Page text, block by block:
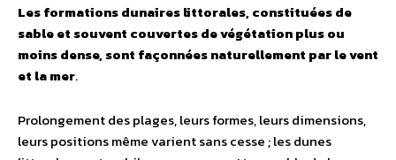
Les formations dunaires littorales, constituées de
sable et souvent couvertes de végétation plus ou
moins dense, sont façonnées naturellement par le vent
et la mer.
Prolongement des plages, leurs formes, leurs dimensions,
leurs positions même varient sans cesse ; les dunes